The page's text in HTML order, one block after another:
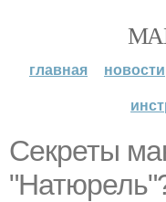
главная новости
Секреты